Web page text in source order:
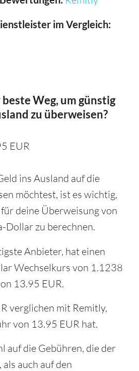
im Vergleich:
Weg, um günstig
zu überweisen?
EUR
ins Ausland auf die
möchtest, ist es wichtig,
deine Überweisung von
Dollar zu berechnen.
Anbieter, hat einen
Wechselkurs von 1.1238
13.95 EUR.
verglichen mit Remitly,
von 13.95 EUR hat.
auf die Gebühren, die der
auch auf den